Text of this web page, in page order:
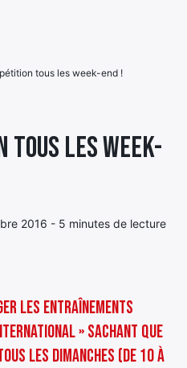
tous les week-
2016 - 5 minutes de lecture
tous les week-end !
les entraînements
» sachant que
les dimanches (de 10 à
de
menu
de
menu